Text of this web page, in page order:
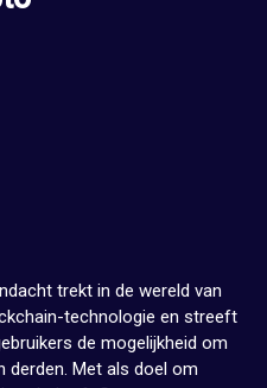
trekt in de wereld van
technologie en streeft
de mogelijkheid om
Met als doel om